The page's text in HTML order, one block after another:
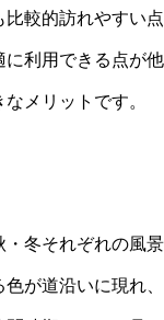
較的訪れやすい
利用できる点が
メリットです。
冬それぞれの風
が道沿いに現れ